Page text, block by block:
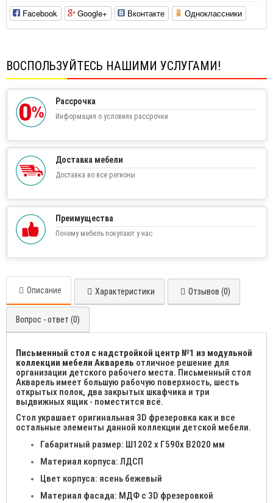
Facebook Google+ Вконтакте Одноклассники
ВОСПОЛЬЗУЙТЕСЬ НАШИМИ УСЛУГАМИ!
Рассрочка
Информация о условиях рассрочки
Доставка мебели
Доставка во все регионы
Преимущества
Почему мебель покупают у нас
Описание Характеристики Отзывов (0)
Вопрос - ответ (0)
Письменный стол с надстройкой центр №1 из модульной
коллекции мебели Акварель отличное решение для
организации детского рабочего места. Письменный стол
Акварель имеет большую рабочую поверхность, шесть
открытых полок, два закрытых шкафчика и три
выдвижных ящик - поместится всё.
Стол украшает оригинальная 3D фрезеровка как и все
остальные элементы данной коллекции детской мебели.
Габаритный размер: Ш1202 х Г590х В2020 мм
Материал корпуса: ЛДСП
Цвет корпуса: ясень бежевый
Материал фасада: МДФ с 3D фрезеровкой